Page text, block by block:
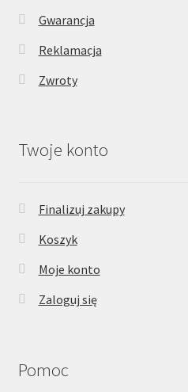
Gwarancja
Reklamacja
Zwroty
Twoje konto
Finalizuj zakupy
Koszyk
Moje konto
Zaloguj się
Pomoc